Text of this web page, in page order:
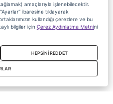
amaçlarıyla işlenebilecektir.
ibaresine tıklayarak
kullandığı çerezlere ve bu
bilgiler için Çerez Aydınlatma Metnini
HEPSİNİ REDDET